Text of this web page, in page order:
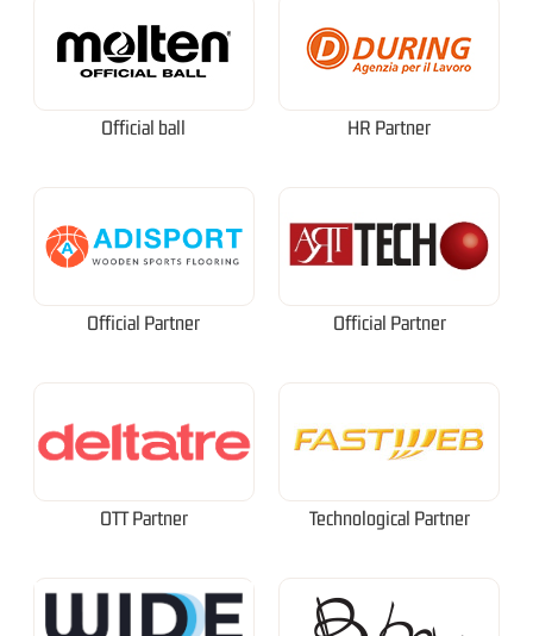
Official ball HR Partner
Official Partner Official Partner
OTT Partner Technological Partner